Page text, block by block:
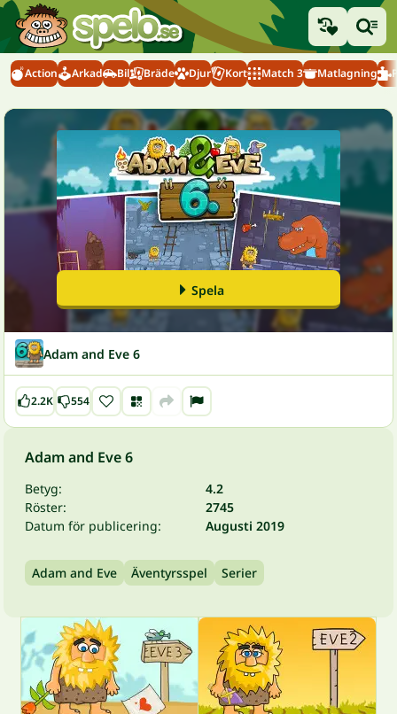
Action Arkad Bil Bräde Djur Kort Match 3 Matlagning
Spela
Adam and Eve 6
2.2K 554
Adam and Eve 6
Betyg:
4.2
Röster:
2745
Datum för publicering:
Augusti 2019
Adam and Eve Äventyrsspel Serier